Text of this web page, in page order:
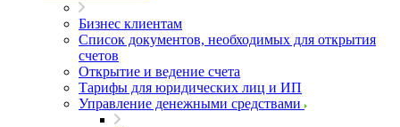
Бизнес клиентам
Список документов, необходимых для открытия
счетов
Открытие и ведение счета
Тарифы для юридических лиц и ИП
Управление денежными средствами